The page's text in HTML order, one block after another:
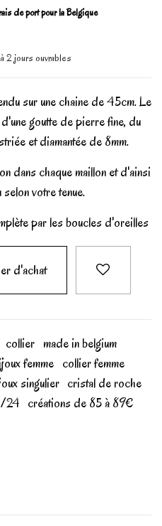
de port pour la Belgique
2 jours ouvrables
sur une chaine de 45cm. Le
goutte de pierre fine, du
et diamantée de 8mm.
dans chaque maillon et d'ainsi
votre tenue.
par les boucles d'oreilles
d'achat
collier made in belgium
femme collier femme
singulier cristal de roche
24 créations de 85 à 89€